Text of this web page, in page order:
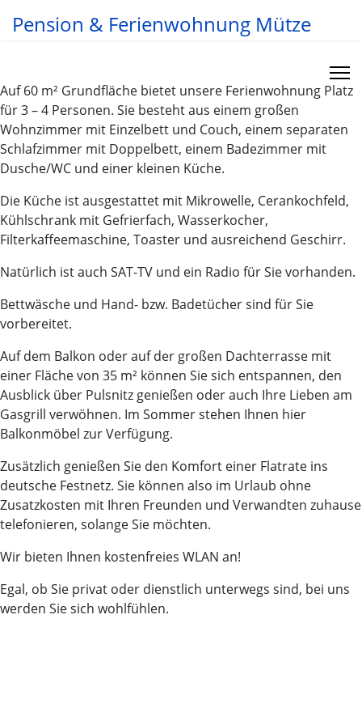
Pension & Ferienwohnung Mütze
Auf 60 m² Grundfläche bietet unsere Ferienwohnung Platz
für 3 – 4 Personen. Sie besteht aus einem großen
Wohnzimmer mit Einzelbett und Couch, einem separaten
Schlafzimmer mit Doppelbett, einem Badezimmer mit
Dusche/WC und einer kleinen Küche.
Die Küche ist ausgestattet mit Mikrowelle, Cerankochfeld,
Kühlschrank mit Gefrierfach, Wasserkocher,
Filterkaffeemaschine, Toaster und ausreichend Geschirr.
Natürlich ist auch SAT-TV und ein Radio für Sie vorhanden.
Bettwäsche und Hand- bzw. Badetücher sind für Sie
vorbereitet.
Auf dem Balkon oder auf der großen Dachterrasse mit
einer Fläche von 35 m² können Sie sich entspannen, den
Ausblick über Pulsnitz genießen oder auch Ihre Lieben am
Gasgrill verwöhnen. Im Sommer stehen Ihnen hier
Balkonmöbel zur Verfügung.
Zusätzlich genießen Sie den Komfort einer Flatrate ins
deutsche Festnetz. Sie können also im Urlaub ohne
Zusatzkosten mit Ihren Freunden und Verwandten zuhause
telefonieren, solange Sie möchten.
Wir bieten Ihnen kostenfreies WLAN an!
Egal, ob Sie privat oder dienstlich unterwegs sind, bei uns
werden Sie sich wohlfühlen.